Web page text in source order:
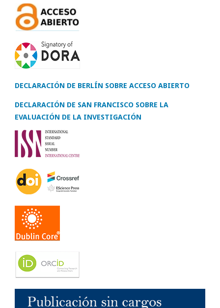
DECLARACIÓN DE BERLÍN SOBRE ACCESO ABIERTO
DECLARACIÓN DE SAN FRANCISCO SOBRE LA
EVALUACIÓN DE LA INVESTIGACIÓN